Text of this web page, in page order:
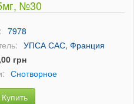
№30
7978
УПСА САС, Франция
грн
Снотворное
Купить